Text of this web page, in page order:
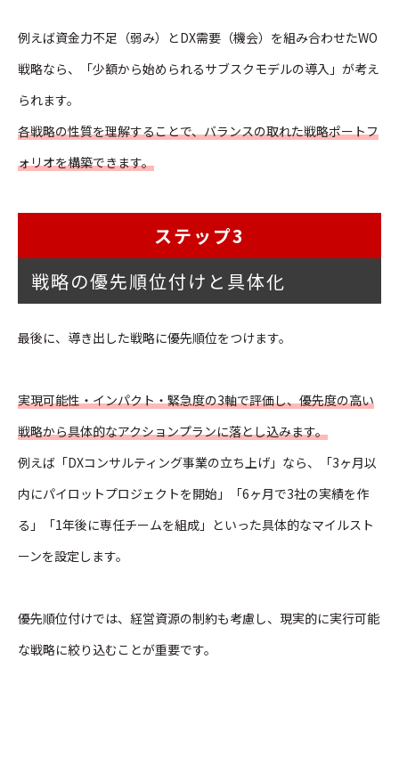
例えば資金力不足（弱み）とDX需要（機会）を組み合わせたWO
戦略なら、「少額から始められるサブスクモデルの導入」が考え
られます。
各戦略の性質を理解することで、バランスの取れた戦略ポートフ
ォリオを構築できます。
ステップ3
戦略の優先順位付けと具体化
最後に、導き出した戦略に優先順位をつけます。
実現可能性・インパクト・緊急度の3軸で評価し、優先度の高い
戦略から具体的なアクションプランに落とし込みます。
例えば「DXコンサルティング事業の立ち上げ」なら、「3ヶ月以
内にパイロットプロジェクトを開始」「6ヶ月で3社の実績を作
る」「1年後に専任チームを組成」といった具体的なマイルスト
ーンを設定します。
優先順位付けでは、経営資源の制約も考慮し、現実的に実行可能
な戦略に絞り込むことが重要です。